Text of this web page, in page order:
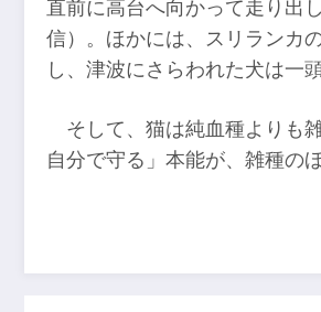
直前に高台へ向かって走り出
信）。ほかには、スリランカ
し、津波にさらわれた犬は一
そして、猫は純血種よりも
自分で守る」本能が、雑種の